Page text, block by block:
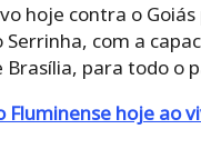
hoje contra o
com a
para todo o
Fluminense hoje ao